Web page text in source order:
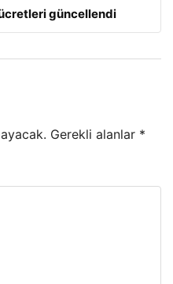
güncellendi
Gerekli alanlar *